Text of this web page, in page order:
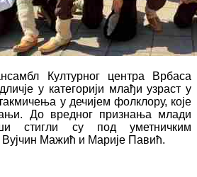
Културног центра Врбаса
у категорији млађи узраст у
у дечијем фолклору, које
До вредног признања млади
стигли су под уметничким
Вујчин Мажић и Марије Павић.